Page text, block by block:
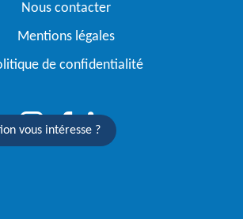
vous intéresse ?
Nous contacter
Mentions légales
de confidentialité